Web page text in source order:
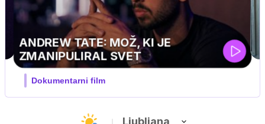
MOJ PRIJATELJ PINGVIN
Film meseca / družinski, pustolovski
Ljubljana